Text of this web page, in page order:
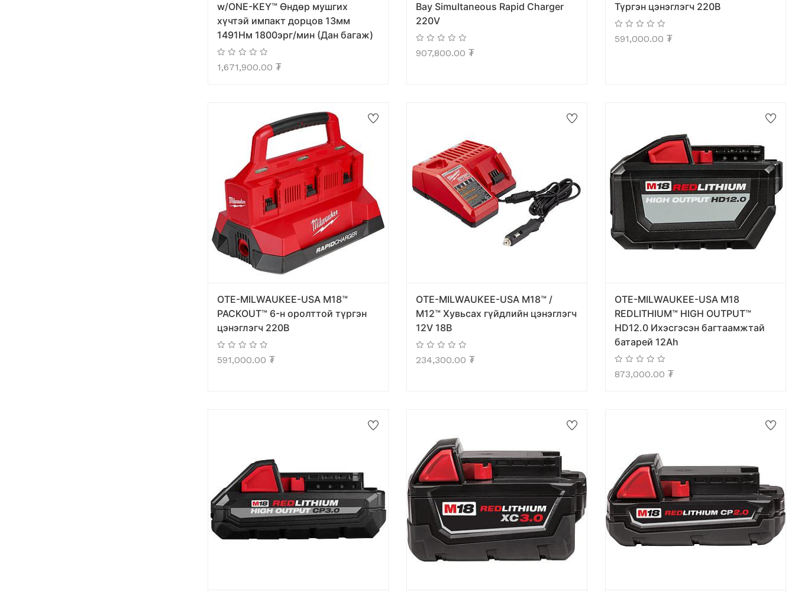
w/ONE-KEY™ Өндөр мушгих
хүчтэй импакт дорцов 13мм
1491Нм 1800эрг/мин (Дан багаж)
1,671,900.00 ₮
Bay Simultaneous Rapid Charger
220V
907,800.00 ₮
Түргэн цэнэглэгч 220В
591,000.00 ₮
OTE-MILWAUKEE-USA M18™
PACKOUT™ 6-н оролттой түргэн
цэнэглэгч 220В
591,000.00 ₮
OTE-MILWAUKEE-USA M18™ /
M12™ Хувьсах гүйдлийн цэнэглэгч
12V 18В
234,300.00 ₮
OTE-MILWAUKEE-USA M18
REDLITHIUM™ HIGH OUTPUT™
HD12.0 Ихэсгэсэн багтаамжтай
батарей 12Ah
873,000.00 ₮